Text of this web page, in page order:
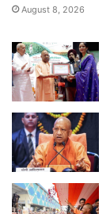
August 8, 2026